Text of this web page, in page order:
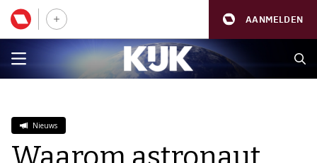
AANMELDEN
Nieuws